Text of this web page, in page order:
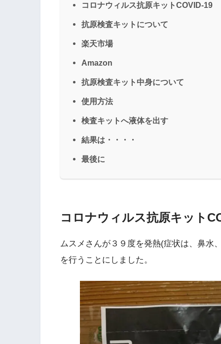
コロナウィルス抗原キットCOVID-19
抗原検査キットについて
楽天市場
Amazon
抗原検査キット中身について
使用方法
検査キットへ液体を出す
結果は・・・・
最後に
コロナウィルス抗原キット
ムスメさんが３９度を発熱(症状は、鼻水
を行うことにしました。